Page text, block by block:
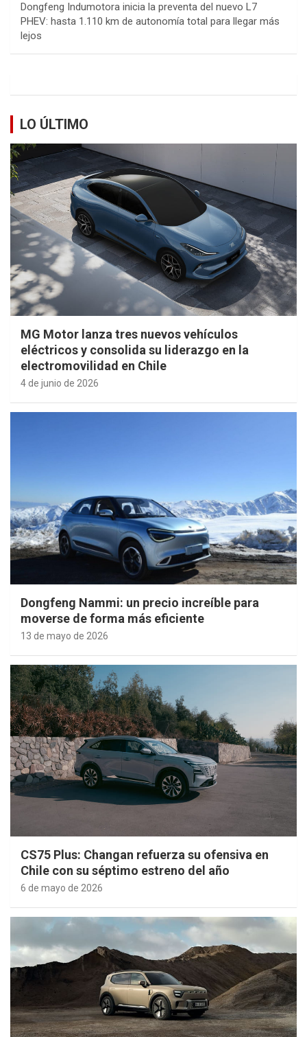
Dongfeng Indumotora inicia la preventa del nuevo L7
PHEV: hasta 1.110 km de autonomía total para llegar más
lejos
LO ÚLTIMO
MG Motor lanza tres nuevos vehículos
eléctricos y consolida su liderazgo en la
electromovilidad en Chile
4 de junio de 2026
Dongfeng Nammi: un precio increíble para
moverse de forma más eficiente
13 de mayo de 2026
CS75 Plus: Changan refuerza su ofensiva en
Chile con su séptimo estreno del año
6 de mayo de 2026